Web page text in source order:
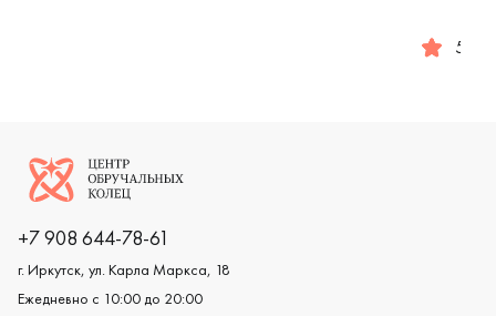
Женские, белое золото 585 пробы, классическая, 5-
Женские, мужские, парные,5.0
Логотип компании
+7 908 644-78-61
г. Иркутск, ул. Карла Маркса, 18
Ежедневно с 10:00 до 20:00